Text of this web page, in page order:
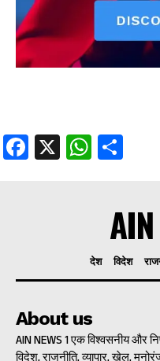
Facebook
X
AIN
देश विदेश
About us
AIN NEWS 1 एक विश्वसनीय और